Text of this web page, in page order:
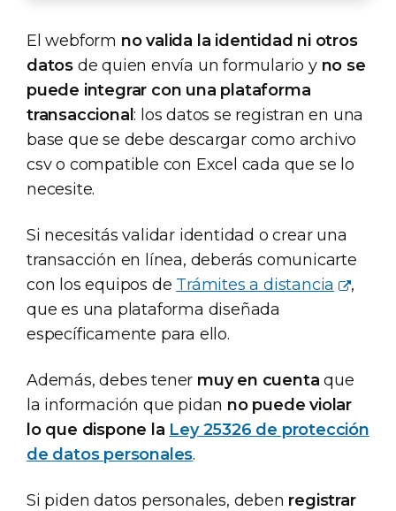
El webform no valida la identidad ni otros
datos de quien envía un formulario y no se
puede integrar con una plataforma
transaccional: los datos se registran en una
base que se debe descargar como archivo
csv o compatible con Excel cada que se lo
necesite.
Si necesitás validar identidad o crear una
transacción en línea, deberás comunicarte
con los equipos de Trámites a distancia
,
que es una plataforma diseñada
específicamente para ello.
Además, debes tener muy en cuenta que
la información que pidan no puede violar
lo que dispone la Ley 25326 de protección
de datos personales.
Si piden datos personales, deben registrar